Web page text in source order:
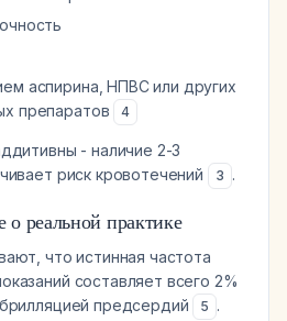
аспирина, НПВС или других
препаратов
4
- наличие 2-3
риск кровотечений
3 .
реальной практике
что истинная частота
составляет всего 2%
предсердий
5 .